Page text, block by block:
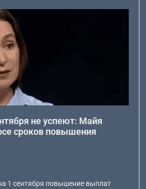
не успеют: Майя
сроков повышения
1 сентября повышение выплат